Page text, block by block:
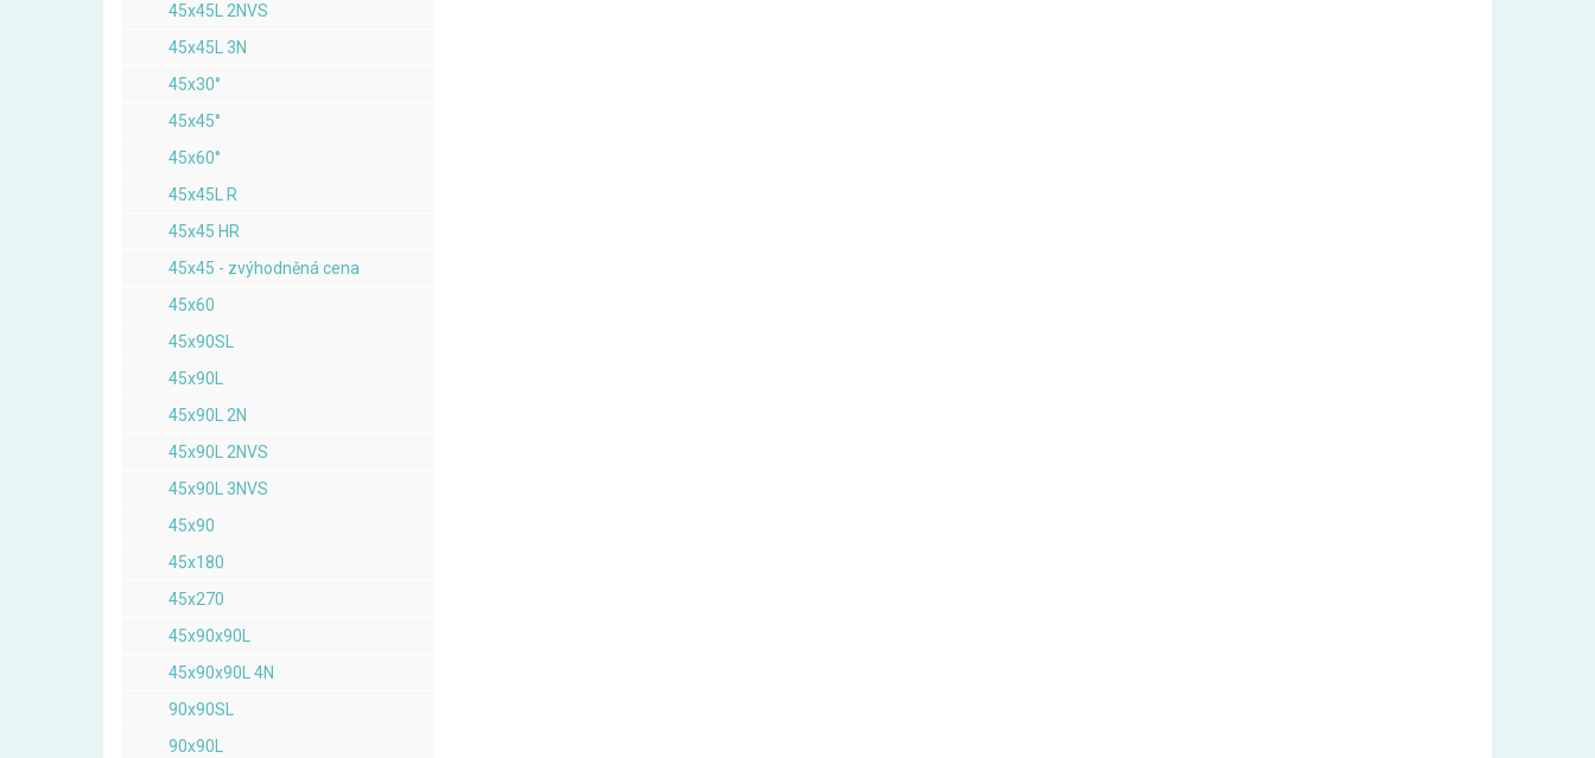
45x45L 2NVS
45x45L 3N
45x30°
45x45°
45x60°
45x45L R
45x45 HR
45x45 - zvýhodněná cena
45x60
45x90SL
45x90L
45x90L 2N
45x90L 2NVS
45x90L 3NVS
45x90
45x180
45x270
45x90x90L
45x90x90L 4N
90x90SL
90x90L